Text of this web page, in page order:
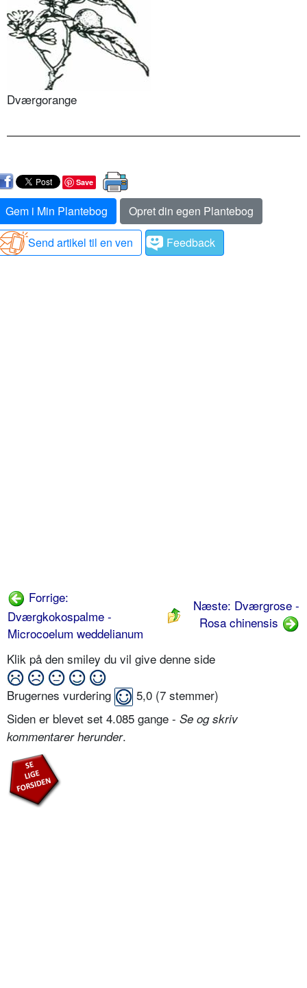
Dværgorange
Save
Gem i Min Plantebog
Opret din egen Plantebog
Send artikel til en ven
Feedback
Forrige:
Dværgkokospalme -
Microcoelum weddelianum
Næste: Dværgrose -
Rosa chinensis
Klik på den smiley du vil give denne side
Brugernes vurdering 5,0 (7 stemmer)
Siden er blevet set 4.085 gange - Se og skriv
kommentarer herunder.